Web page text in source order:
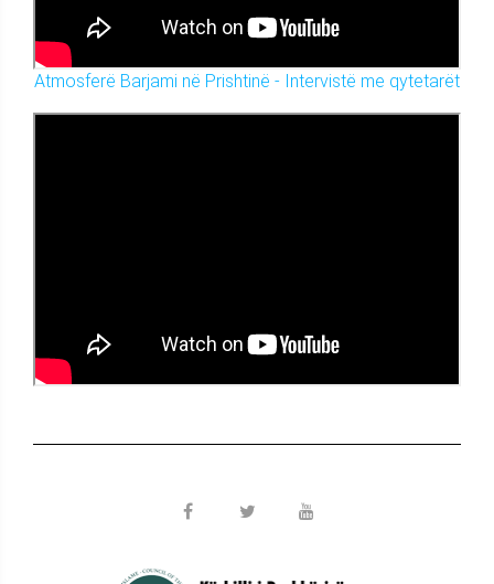
Atmosferë Barjami në Prishtinë - Intervistë me qytetarët